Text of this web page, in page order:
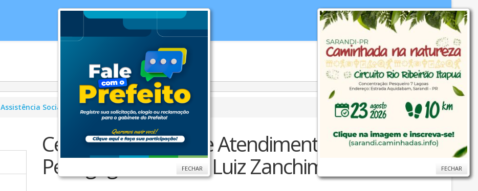
Secretarias Cidade WebMail ... Ajuda
Assistência Social
Centro Integrado de Atendimento
Pedagógico e Social Luiz Zanchim
FECHAR
FECHAR
FECHAR